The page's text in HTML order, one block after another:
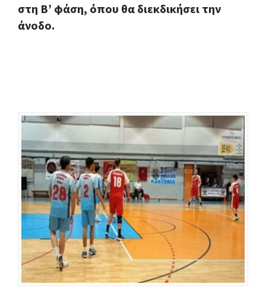
στη Β’ φάση, όπου θα διεκδικήσει την
άνοδο.